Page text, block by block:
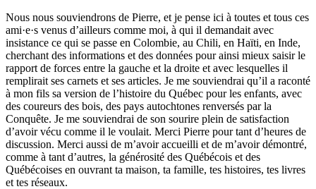
Nous nous souviendrons de Pierre, et je pense ici à toutes et tous ces
ami·e·s venus d’ailleurs comme moi, à qui il demandait avec
insistance ce qui se passe en Colombie, au Chili, en Haïti, en Inde,
cherchant des informations et des données pour ainsi mieux saisir le
rapport de forces entre la gauche et la droite et avec lesquelles il
remplirait ses carnets et ses articles. Je me souviendrai qu’il a raconté
à mon fils sa version de l’histoire du Québec pour les enfants, avec
des coureurs des bois, des pays autochtones renversés par la
Conquête. Je me souviendrai de son sourire plein de satisfaction
d’avoir vécu comme il le voulait. Merci Pierre pour tant d’heures de
discussion. Merci aussi de m’avoir accueilli et de m’avoir démontré,
comme à tant d’autres, la générosité des Québécois et des
Québécoises en ouvrant ta maison, ta famille, tes histoires, tes livres
et tes réseaux.